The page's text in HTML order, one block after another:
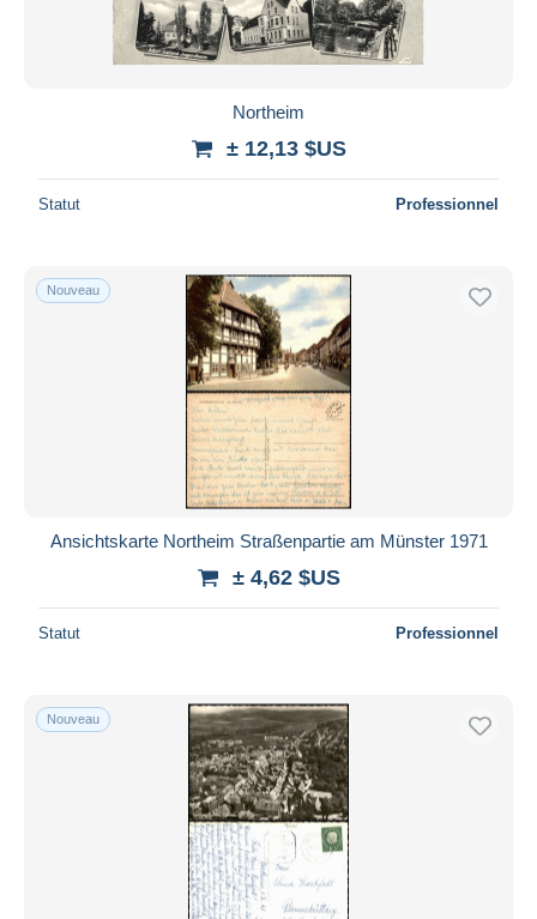
Northeim
± 12,13 $US
Statut Professionnel
Nouveau
Ansichtskarte Northeim Straßenpartie am Münster 1971
± 4,62 $US
Statut Professionnel
Nouveau